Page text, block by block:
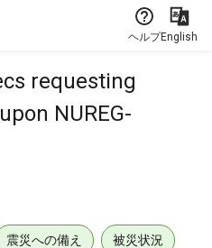
ヘルプEnglish
requesting
NUREG-
震災への備え 被災状況